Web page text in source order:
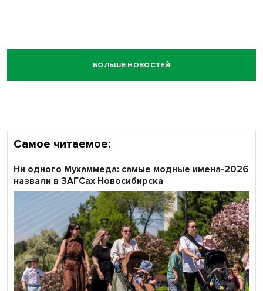
БОЛЬШЕ НОВОСТЕЙ
Самое читаемое:
Ни одного Мухаммеда: самые модные имена-2026
назвали в ЗАГСах Новосибирска